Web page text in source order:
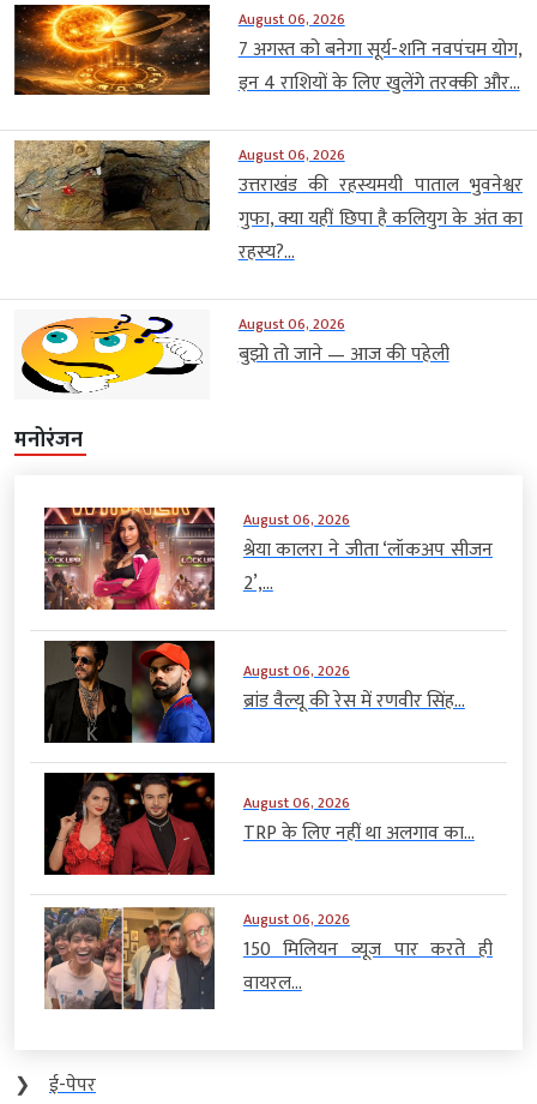
August 06, 2026
7 अगस्त को बनेगा सूर्य-शनि नवपंचम योग,
इन 4 राशियों के लिए खुलेंगे तरक्की और...
August 06, 2026
उत्तराखंड की रहस्यमयी पाताल भुवनेश्वर
गुफा, क्या यहीं छिपा है कलियुग के अंत का
रहस्य?...
August 06, 2026
बुझो तो जाने — आज की पहेली
मनोरंजन
August 06, 2026
श्रेया कालरा ने जीता ‘लॉकअप सीजन
2’,...
August 06, 2026
ब्रांड वैल्यू की रेस में रणवीर सिंह...
August 06, 2026
TRP के लिए नहीं था अलगाव का...
August 06, 2026
150 मिलियन व्यूज पार करते ही
वायरल...
❯
ई-पेपर